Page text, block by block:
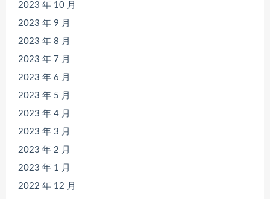
2023 年 10 月
2023 年 9 月
2023 年 8 月
2023 年 7 月
2023 年 6 月
2023 年 5 月
2023 年 4 月
2023 年 3 月
2023 年 2 月
2023 年 1 月
2022 年 12 月